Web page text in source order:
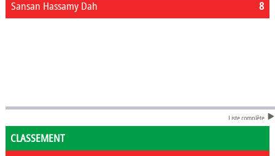
8
Sansan Hassamy Dah
Liste complète
CLASSEMENT